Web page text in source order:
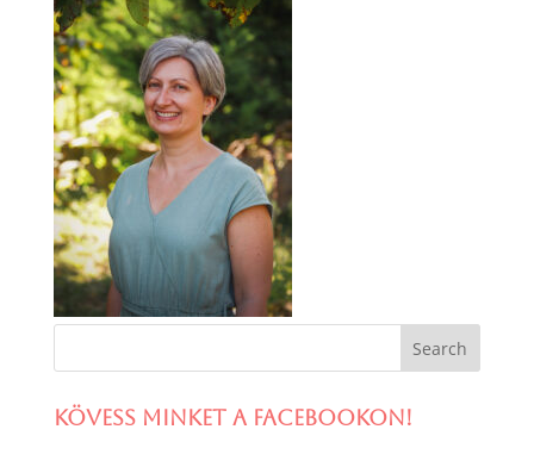
Kövess minket a facebookon!